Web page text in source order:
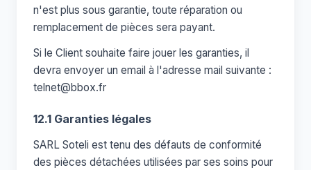
n'est plus sous garantie, toute réparation ou
remplacement de pièces sera payant.
Si le Client souhaite faire jouer les garanties, il
devra envoyer un email à l'adresse mail suivante :
telnet@bbox.fr
12.1 Garanties légales
SARL Soteli est tenu des défauts de conformité
des pièces détachées utilisées par ses soins pour